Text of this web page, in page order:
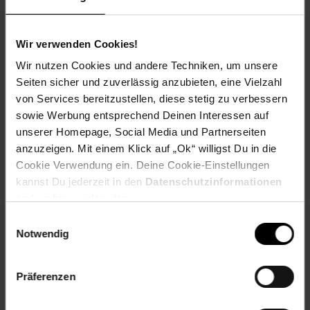
Wir verwenden Cookies!
Wir nutzen Cookies und andere Techniken, um unsere
Seiten sicher und zuverlässig anzubieten, eine Vielzahl
von Services bereitzustellen, diese stetig zu verbessern
sowie Werbung entsprechend Deinen Interessen auf
unserer Homepage, Social Media und Partnerseiten
anzuzeigen. Mit einem Klick auf „Ok“ willigst Du in die
Cookie Verwendung ein. Deine Cookie-Einstellungen
kannst Du jederzeit in den Datenschutzinformationen
Notwendig
Präferenzen
Besonderheiten
Zeitlose Schuhbank mit Sitzfläche
Bietet Aufbewahrung für Ihre Schuhe
Solide Verarbeitung & stabile Konstruktion
Pflegeleichte & robuste Oberfläche
Hinweise
Keine scharfen Haushaltsreiniger verwenden